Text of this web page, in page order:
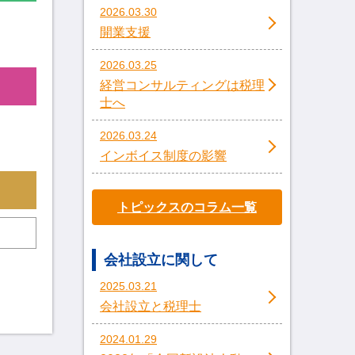
2026.03.30
開業支援
2026.03.25
経営コンサルティングは税理
士へ
2026.03.24
インボイス制度の影響
トピックスのコラム一覧
会社設立に関して
2025.03.21
会社設立と税理士
2024.01.29